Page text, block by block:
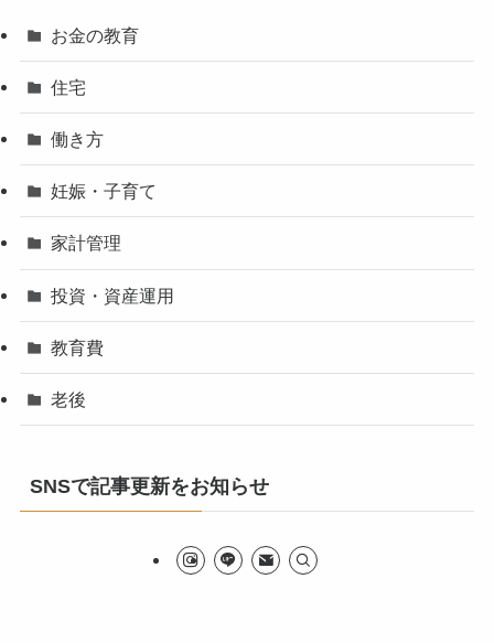
お金の教育
住宅
働き方
妊娠・子育て
家計管理
投資・資産運用
教育費
老後
SNSで記事更新をお知らせ